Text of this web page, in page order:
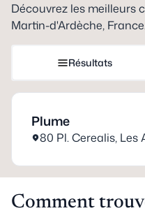
Découvrez les meilleurs
Martin-d'Ardèche, France
Résultats
Plume
80 Pl. Cerealis, Les
Comment